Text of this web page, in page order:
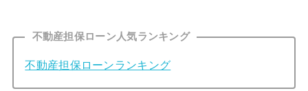
不動産担保ローン人気ランキング
不動産担保ローンランキング